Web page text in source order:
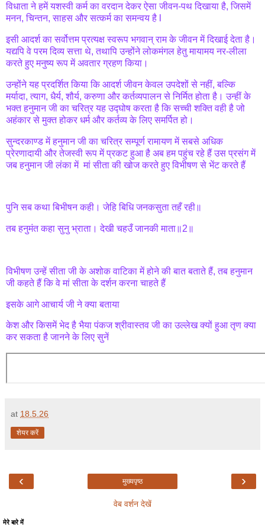
विधाता ने हमें यशस्वी कर्म का वरदान देकर ऐसा जीवन-पथ दिखाया है, जिसमें
मनन, चिन्तन, साहस और सत्कर्म का समन्वय है l
इसी आदर्श का सर्वोत्तम प्रत्यक्ष स्वरूप भगवान् राम के जीवन में दिखाई देता है।
यद्यपि वे परम दिव्य सत्ता थे, तथापि उन्होंने लोकमंगल हेतु मायामय नर-लीला
करते हुए मनुष्य रूप में अवतार ग्रहण किया।
उन्होंने यह प्रदर्शित किया कि आदर्श जीवन केवल उपदेशों से नहीं, बल्कि
मर्यादा, त्याग, धैर्य, शौर्य, करुणा और कर्तव्यपालन से निर्मित होता है। उन्हीं के
भक्त हनुमान जी का चरित्र यह उद्घोष करता है कि सच्ची शक्ति वही है जो
अहंकार से मुक्त होकर धर्म और कर्तव्य के लिए समर्पित हो।
सुन्दरकाण्ड में हनुमान जी का चरित्र सम्पूर्ण रामायण में सबसे अधिक
प्रेरणादायी और तेजस्वी रूप में प्रकट हुआ है अब हम पहुंच रहे हैं उस प्रसंग में
जब हनुमान जी लंका में मां सीता की खोज करते हुए विभीषण से भेंट करते हैं
पुनि सब कथा बिभीषन कही। जेहि बिधि जनकसुता तहँ रही॥
तब हनुमंत कहा सुनु भ्राता। देखी चहउँ जानकी माता॥2॥
विभीषण उन्हें सीता जी के अशोक वाटिका में होने की बात बताते हैं, तब हनुमान
जी कहते हैं कि वे मां सीता के दर्शन करना चाहते हैं
इसके आगे आचार्य जी ने क्या बताया
केश और किसमें भेद है भैया पंकज श्रीवास्तव जी का उल्लेख क्यों हुआ तृण क्या
कर सकता है जानने के लिए सुनें
at 18.5.26
शेयर करें
‹ ›
मुख्यपृष्ठ
वेब वर्शन देखें
मेरे बारे में